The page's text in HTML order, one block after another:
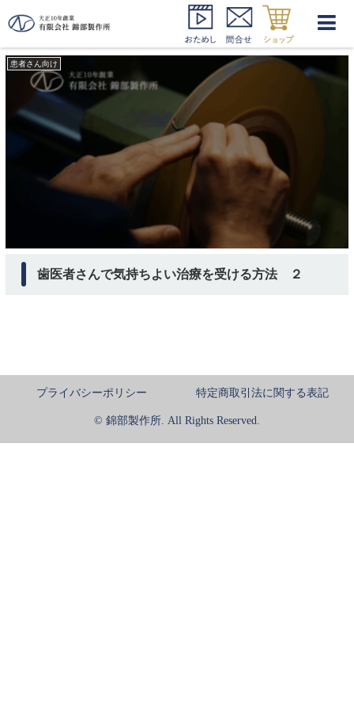
衛生士さん 思いやり
患者さん向け
歯医者さんで気持ちよい治療を受ける方法 ２
プライバシーポリシー 特定商取引法に関する表記
© 錦部製作所. All Rights Reserved.